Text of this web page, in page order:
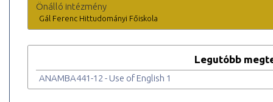
Önálló intézmény
Gál Ferenc Hittudományi Főiskola
Legutóbb
ANAMBA441-12 - Use of English 1